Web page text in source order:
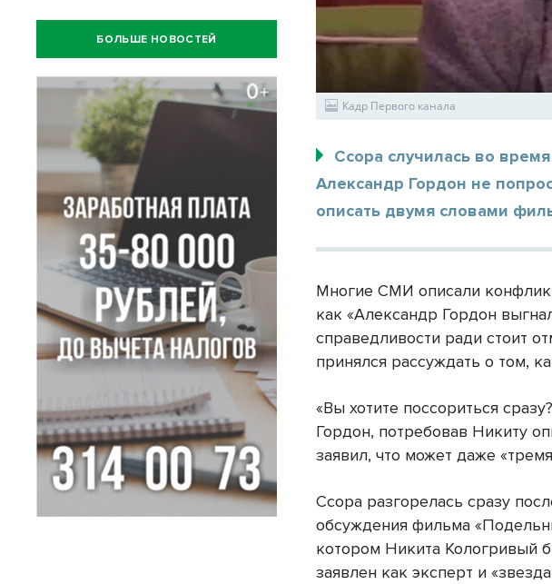
Кадр Первого канала
Ссора случилась во
Александр Гордон не
описать двумя словами
Многие СМИ описали
как «Александр Гордон
справедливости ради стоит
принялся рассуждать о том,
«Вы хотите поссориться
Гордон, потребовав Никиту
заявил, что может даже
Ссора разгорелась сразу
обсуждения фильма
котором Никита Кологривый
заявлен как эксперт и
БОЛЬШЕ НОВОСТЕЙ